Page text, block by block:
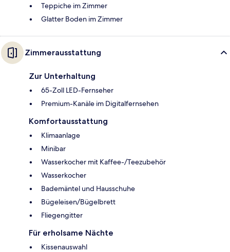
Teppiche im Zimmer
Glatter Boden im Zimmer
Zimmerausstattung
Zur Unterhaltung
65-Zoll LED-Fernseher
Premium-Kanäle im Digitalfernsehen
Komfortausstattung
Klimaanlage
Minibar
Wasserkocher mit Kaffee-/Teezubehör
Wasserkocher
Bademäntel und Hausschuhe
Bügeleisen/Bügelbrett
Fliegengitter
Für erholsame Nächte
Kissenauswahl